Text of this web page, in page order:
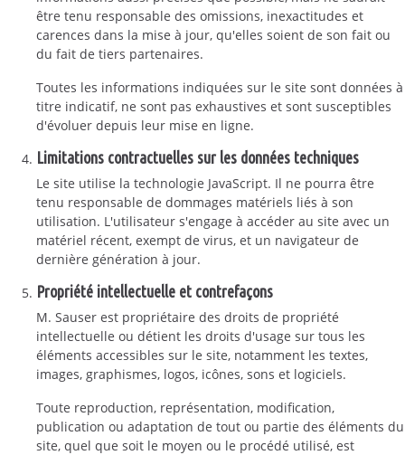
être tenu responsable des omissions, inexactitudes et
carences dans la mise à jour, qu'elles soient de son fait ou
du fait de tiers partenaires.
Toutes les informations indiquées sur le site sont données à
titre indicatif, ne sont pas exhaustives et sont susceptibles
d'évoluer depuis leur mise en ligne.
Limitations contractuelles sur les données techniques
Le site utilise la technologie JavaScript. Il ne pourra être
tenu responsable de dommages matériels liés à son
utilisation. L'utilisateur s'engage à accéder au site avec un
matériel récent, exempt de virus, et un navigateur de
dernière génération à jour.
Propriété intellectuelle et contrefaçons
M. Sauser est propriétaire des droits de propriété
intellectuelle ou détient les droits d'usage sur tous les
éléments accessibles sur le site, notamment les textes,
images, graphismes, logos, icônes, sons et logiciels.
Toute reproduction, représentation, modification,
publication ou adaptation de tout ou partie des éléments du
site, quel que soit le moyen ou le procédé utilisé, est